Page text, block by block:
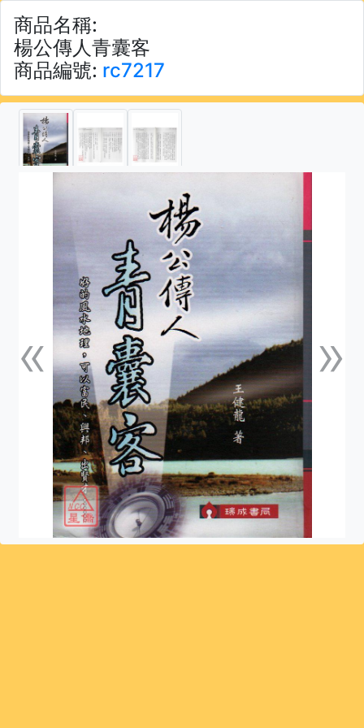
商品名稱:
楊公傳人青囊客
商品編號: rc7217
«上一張 »下一